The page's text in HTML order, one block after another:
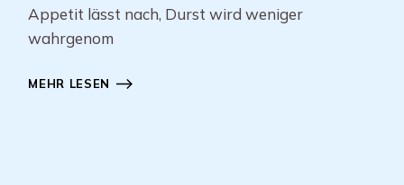
Appetit lässt nach, Durst wird weniger
wahrgenom
MEHR LESEN